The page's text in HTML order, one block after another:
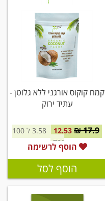
קמח קוקוס אורגני ללא גלוטן -
עתיד ירוק
17.9 ₪
12.53
3.58 ל 100
גרם
הוסף לרשימה
הוסף לסל